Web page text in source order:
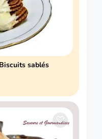
sablés